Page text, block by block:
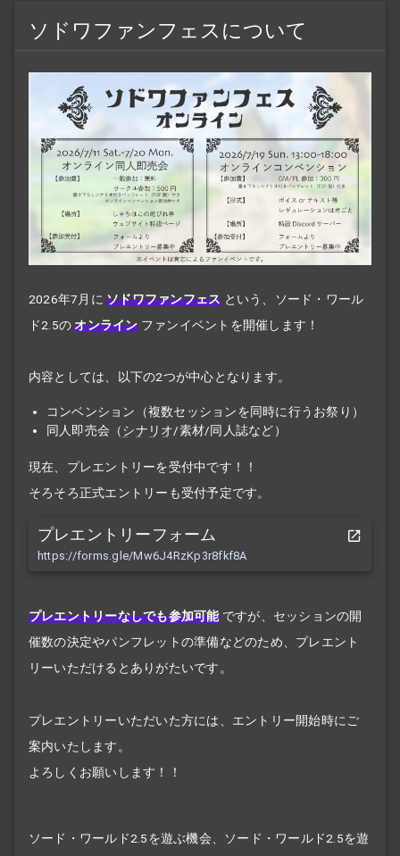
ソドワファンフェスについて
2026年7月に ソドワファンフェス という、ソード・ワール
ド2.5の オンライン ファンイベントを開催します！
内容としては、以下の2つが中心となります。
コンベンション（複数セッションを同時に行うお祭り）
同人即売会（シナリオ/素材/同人誌など）
現在、プレエントリーを受付中です！！
そろそろ正式エントリーも受付予定です。
プレエントリーフォーム
https://forms.gle/Mw6J4RzKp3r8fkf8A
プレエントリーなしでも参加可能 ですが、セッションの開
催数の決定やパンフレットの準備などのため、プレエント
リーいただけるとありがたいです。
プレエントリーいただいた方には、エントリー開始時にご
案内いたします。
よろしくお願いします！！
ソード・ワールド2.5を遊ぶ機会、ソード・ワールド2.5を遊